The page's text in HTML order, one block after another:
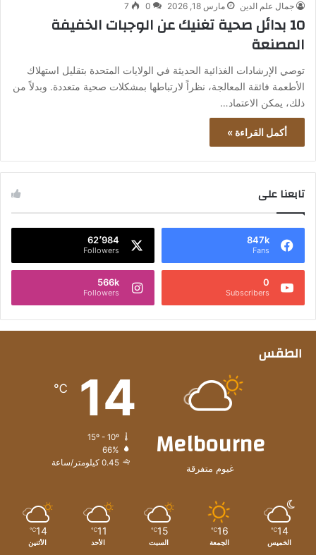
جمال علم الدين مارس 18, 2026 0
7
10 بدائل صحية تغنيك عن الوجبات الخفيفة
المصنعة
توصي الإرشادات الغذائية الحديثة في الولايات المتحدة بتقليل استهلاك
الأطعمة فائقة المعالجة، نظراً لارتباطها بمشكلات صحية متعددة. وبدلاً من
ذلك، يمكن الاعتماد…
أكمل القراءة »
تابعنا على
847k
Fans
62٬984
Followers
0
Subscribers
566k
Followers
الطقس
Melbourne
غيوم متفرقة
14
℃
15º - 10º
66%
0.45 كيلومتر/ساعة
14
℃
الخميس
16
℃
الجمعة
15
℃
السبت
11
℃
الأحد
14
℃
الأثنين